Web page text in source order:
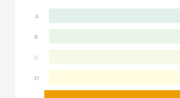
A
B
C
D